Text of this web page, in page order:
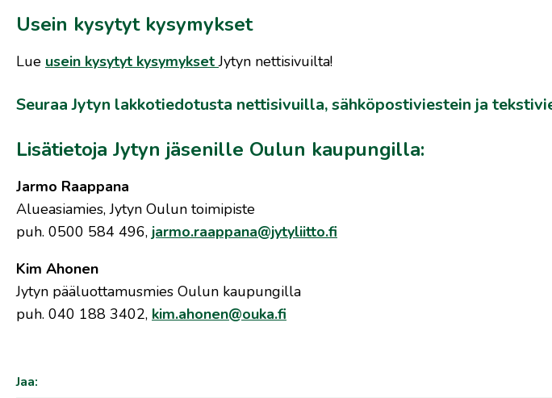
Usein kysytyt kysymykset
Lue usein kysytyt kysymyksetJytyn nettisivuilta!
Seuraa Jytyn lakkotiedotusta nettisivuilla, sähköpostiviestein ja
Lisätietoja Jytyn jäsenille Oulun kaupungilla:
Jarmo Raappana
Alueasiamies, Jytyn Oulun toimipiste
puh. 0500 584 496, jarmo.raappana@jytyliitto.fi
Kim Ahonen
Jytyn pääluottamusmies Oulun kaupungilla
puh. 040 188 3402, kim.ahonen@ouka.fi
Jaa: